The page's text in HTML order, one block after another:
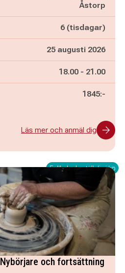
Åstorp
6 (tisdagar)
25 augusti 2026
Pågår mellan
18.00 - och
21.00
1845:-
Läs mer och anmäl dig
Fullbokad - ställ dig i kö
och fortsättning